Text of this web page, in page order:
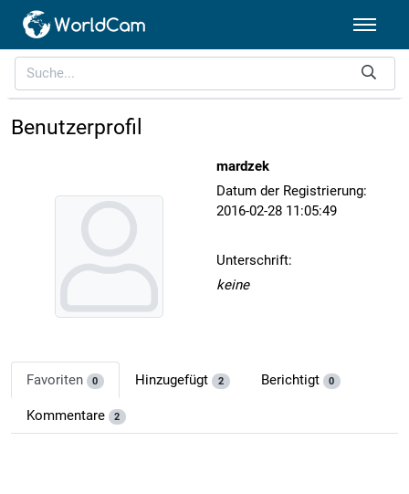
Benutzerprofil
mardzek
Datum der Registrierung:
2016-02-28 11:05:49
Unterschrift:
keine
Favoriten 0 Hinzugefügt 2 Berichtigt 0
Kommentare 2